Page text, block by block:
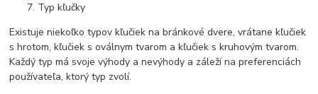
Typ kľučky
Existuje niekoľko typov kľučiek na bránkové dvere, vrátane kľučiek
s hrotom, kľučiek s oválnym tvarom a kľučiek s kruhovým tvarom.
Každý typ má svoje výhody a nevýhody a záleží na preferenciách
používateľa, ktorý typ zvolí.